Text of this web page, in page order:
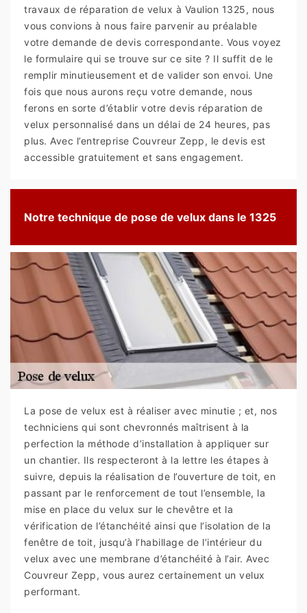
travaux de réparation de velux à Vaulion 1325, nous
vous convions à nous faire parvenir au préalable
votre demande de devis correspondante. Vous voyez
le formulaire qui se trouve sur ce site ? Il suffit de le
remplir minutieusement et de valider son envoi. Une
fois que nous aurons reçu votre demande, nous
ferons en sorte d’établir votre devis réparation de
velux personnalisé dans un délai de 24 heures, pas
plus. Avec l’entreprise Couvreur Zepp, le devis est
accessible gratuitement et sans engagement.
Notre technique de pose de velux dans le 1325
La pose de velux est à réaliser avec minutie ; et, nos
techniciens qui sont chevronnés maîtrisent à la
perfection la méthode d’installation à appliquer sur
un chantier. Ils respecteront à la lettre les étapes à
suivre, depuis la réalisation de l’ouverture de toit, en
passant par le renforcement de tout l’ensemble, la
mise en place du velux sur le chevêtre et la
vérification de l’étanchéité ainsi que l’isolation de la
fenêtre de toit, jusqu’à l’habillage de l’intérieur du
velux avec une membrane d’étanchéité à l’air. Avec
Couvreur Zepp, vous aurez certainement un velux
performant.